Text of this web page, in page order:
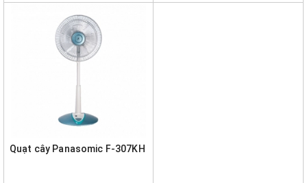
Quạt cây Panasomic F-307KH